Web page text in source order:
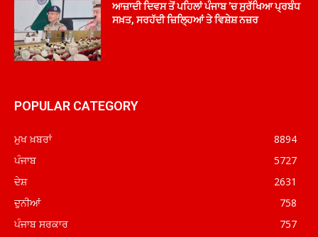
ਆਜ਼ਾਦੀ ਦਿਵਸ ਤੋਂ ਪਹਿਲਾਂ ਪੰਜਾਬ ’ਚ ਸੁਰੱਖਿਆ ਪ੍ਰਬੰਧ
ਸਖ਼ਤ, ਸਰਹੱਦੀ ਜ਼ਿਲ੍ਹਿਆਂ ਤੇ ਵਿਸ਼ੇਸ਼ ਨਜ਼ਰ
POPULAR CATEGORY
ਮੁਖ ਖ਼ਬਰਾਂ
8894
ਪੰਜਾਬ
5727
ਦੇਸ਼
2631
ਦੁਨੀਆਂ
758
ਪੰਜਾਬ ਸਰਕਾਰ
757